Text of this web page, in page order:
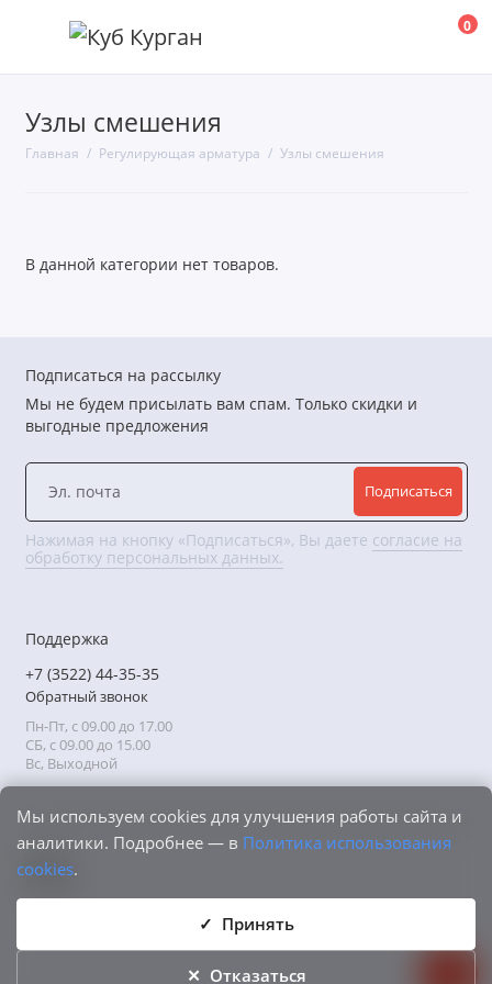
0
Узлы смешения
Главная Регулирующая арматура Узлы смешения
Клапаны балансировочные
Клапаны термостатические
Показать все
В данной категории нет товаров.
Мы используем cookies для улучшения работы сайта и
аналитики. Подробнее — в Политика использования
cookies.
Принять
Отказаться
Подписаться на рассылку
Мы не будем присылать вам спам. Только скидки и
выгодные предложения
Подписаться
Нажимая на кнопку «Подписаться», Вы даете согласие на
обработку персональных данных.
Поддержка
+7 (3522) 44-35-35
Обратный звонок
Пн-Пт, с 09.00 до 17.00
СБ, с 09.00 до 15.00
Вс, Выходной